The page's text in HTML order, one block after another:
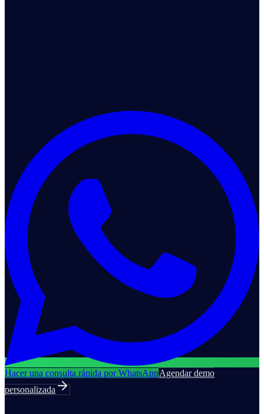
Hacer una consulta rápida por WhatsAppAgendar demo
personalizada